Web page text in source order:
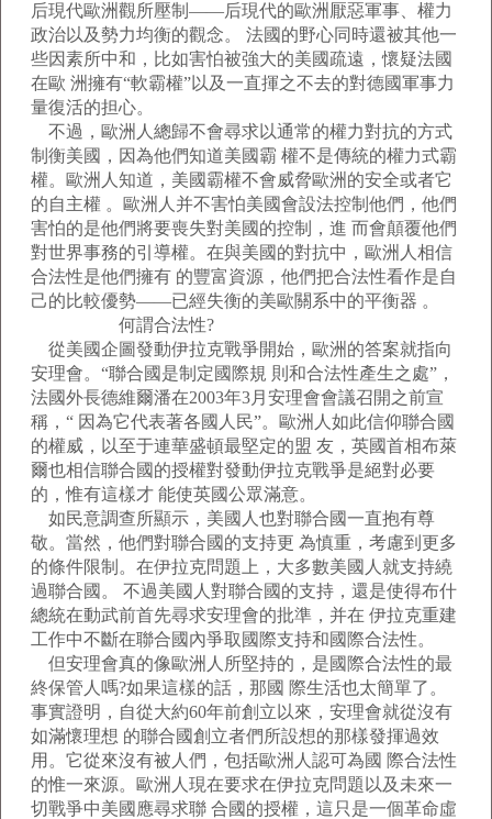
后現代歐洲觀所壓制——后現代的歐洲厭惡軍事、權力
政治以及勢力均衡的觀念。 法國的野心同時還被其他一
些因素所中和，比如害怕被強大的美國疏遠，懷疑法國
在歐 洲擁有“軟霸權”以及一直揮之不去的對德國軍事力
量復活的担心。
不過，歐洲人總歸不會尋求以通常的權力對抗的方式
制衡美國，因為他們知道美國霸 權不是傳統的權力式霸
權。歐洲人知道，美國霸權不會威脅歐洲的安全或者它
的自主權 。歐洲人并不害怕美國會設法控制他們，他們
害怕的是他們將要喪失對美國的控制，進 而會顛覆他們
對世界事務的引導權。在與美國的對抗中，歐洲人相信
合法性是他們擁有 的豐富資源，他們把合法性看作是自
己的比較優勢——已經失衡的美歐關系中的平衡器 。
何謂合法性?
從美國企圖發動伊拉克戰爭開始，歐洲的答案就指向
安理會。“聯合國是制定國際規 則和合法性產生之處”，
法國外長德維爾潘在2003年3月安理會會議召開之前宣
稱，“ 因為它代表著各國人民”。歐洲人如此信仰聯合國
的權威，以至于連華盛頓最堅定的盟 友，英國首相布萊
爾也相信聯合國的授權對發動伊拉克戰爭是絕對必要
的，惟有這樣才 能使英國公眾滿意。
如民意調查所顯示，美國人也對聯合國一直抱有尊
敬。當然，他們對聯合國的支持更 為慎重，考慮到更多
的條件限制。在伊拉克問題上，大多數美國人就支持繞
過聯合國。 不過美國人對聯合國的支持，還是使得布什
總統在動武前首先尋求安理會的批準，并在 伊拉克重建
工作中不斷在聯合國內爭取國際支持和國際合法性。
但安理會真的像歐洲人所堅持的，是國際合法性的最
終保管人嗎?如果這樣的話，那國 際生活也太簡單了。
事實證明，自從大約60年前創立以來，安理會就從沒有
如滿懷理想 的聯合國創立者們所設想的那樣發揮過效
用。它從來沒有被人們，包括歐洲人認可為國 際合法性
的惟一來源。歐洲人現在要求在伊拉克問題以及未來一
切戰爭中美國應尋求聯 合國的授權，這只是一個革命虛